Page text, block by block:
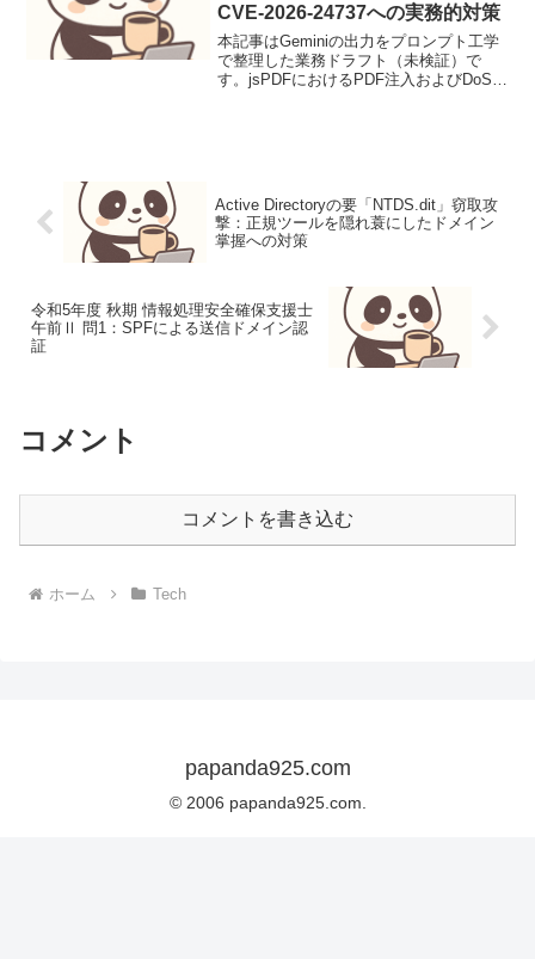
CVE-2026-24737への実務的対策
本記事はGeminiの出力をプロンプト工学
で整理した業務ドラフト（未検証）で
す。jsPDFにおけるPDF注入およびDoS脆
Active Directoryの要「NTDS.dit」窃取攻
撃：正規ツールを隠れ蓑にしたドメイン
掌握への対策
令和5年度 秋期 情報処理安全確保支援士
午前Ⅱ 問1：SPFによる送信ドメイン認
証
コメント
コメントを書き込む
ホーム Tech
papanda925.com
© 2006 papanda925.com.